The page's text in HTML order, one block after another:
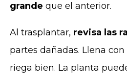
grande que el anterior.
Al trasplantar, revisa las
partes dañadas. Llena
riega bien. La planta